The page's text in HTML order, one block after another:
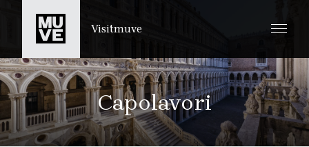
SALTA AL CONTENUTO PRINCIPALE
Visitmuve
Capolavori